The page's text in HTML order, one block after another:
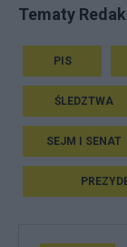
Tematy
PIS
ŚLEDZTWA
SEJM I SENAT